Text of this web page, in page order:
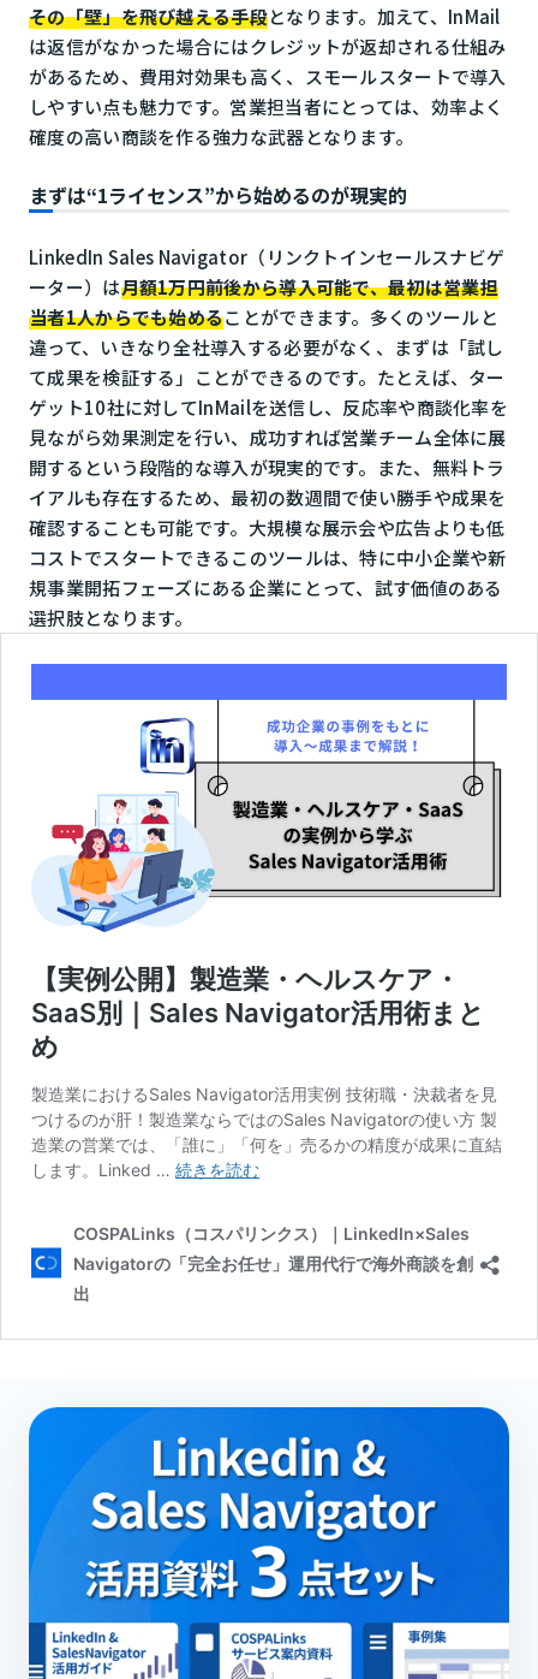
その「壁」を飛び越える手段となります。加えて、InMail
は返信がなかった場合にはクレジットが返却される仕組み
があるため、費用対効果も高く、スモールスタートで導入
しやすい点も魅力です。営業担当者にとっては、効率よく
確度の高い商談を作る強力な武器となります。
まずは“1ライセンス”から始めるのが現実的
LinkedIn Sales Navigator（リンクトインセールスナビゲ
ーター）は月額1万円前後から導入可能で、最初は営業担
当者1人からでも始めることができます。多くのツールと
違って、いきなり全社導入する必要がなく、まずは「試し
て成果を検証する」ことができるのです。たとえば、ター
ゲット10社に対してInMailを送信し、反応率や商談化率を
見ながら効果測定を行い、成功すれば営業チーム全体に展
開するという段階的な導入が現実的です。また、無料トラ
イアルも存在するため、最初の数週間で使い勝手や成果を
確認することも可能です。大規模な展示会や広告よりも低
コストでスタートできるこのツールは、特に中小企業や新
規事業開拓フェーズにある企業にとって、試す価値のある
選択肢となります。